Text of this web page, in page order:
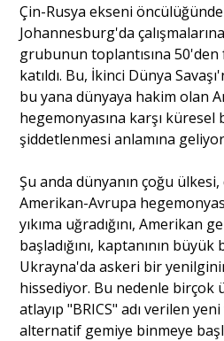
Çin-Rusya ekseni öncülüğünde
Johannesburg'da
grubunun toplantısına
katıldı. Bu, İkinci Dünya
bu yana dünyaya hakim olan
hegemonyasına karşı küresel
şiddetlenmesi anlamına
Şu anda dünyanın çoğu
Amerikan-Avrupa
yıkıma uğradığını, Amerikan
başladığını, kaptanının
Ukrayna'da askeri bir
hissediyor. Bu nedenle birçok
atlayıp "BRICS" adı verilen
alternatif gemiye binmeye